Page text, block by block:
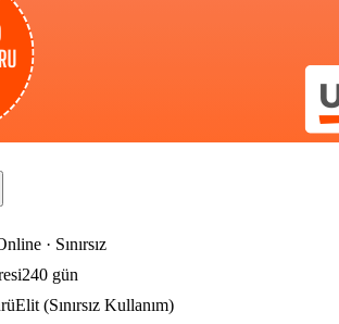
· Sınırsız
240 gün
Elit (Sınırsız Kullanım)